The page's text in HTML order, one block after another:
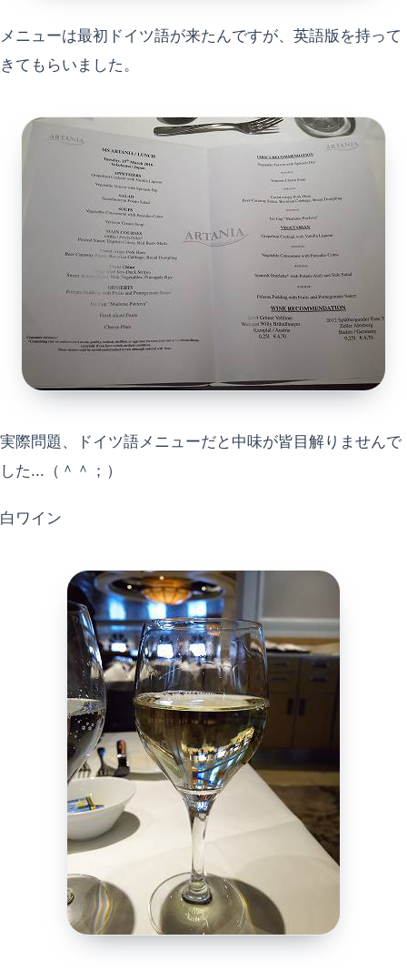
メニューは最初ドイツ語が来たんですが、英語版を持って
きてもらいました。
実際問題、ドイツ語メニューだと中味が皆目解りませんで
した...（＾＾；）
白ワイン